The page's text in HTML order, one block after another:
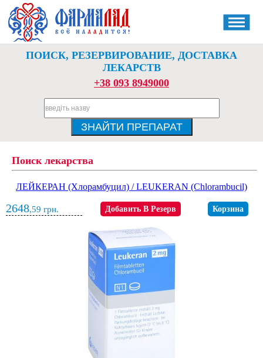
ПОИСК, РЕЗЕРВИРОВАНИЕ, ДОСТАВКА
ЛЕКАРСТВ
+38 093 8949000
Поиск лекарства
ЛЕЙКЕРАН (Хлорамбуцил) / LEUKERAN (Chlorambucil)
2648,59 грн. Добавить В Резерв Корзина